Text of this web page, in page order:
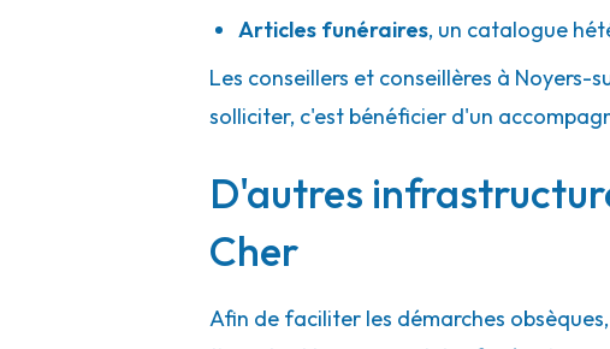
Articles funéraires, un catalogue
Les conseillers et conseillères à
solliciter, c'est bénéficier d'un
D'autres
Cher
Afin de faciliter les démarches